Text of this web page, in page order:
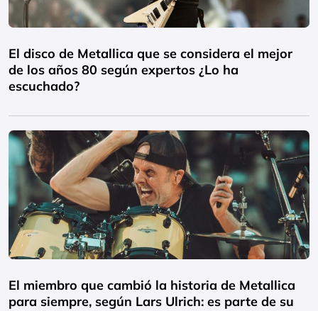
El disco de Metallica que se considera el mejor
de los años 80 según expertos ¿Lo ha
escuchado?
El miembro que cambió la historia de Metallica
para siempre, según Lars Ulrich: es parte de su